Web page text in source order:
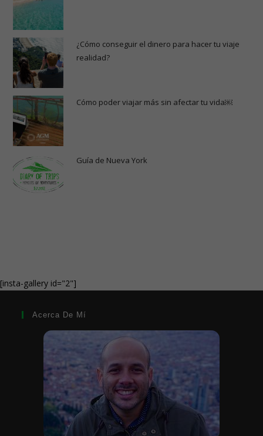
¿Cómo conseguir el dinero para hacer tu viaje
realidad?
Cómo poder viajar más sin afectar tu vida￼
Guía de Nueva York
[insta-gallery id="2"]
Acerca De Mí